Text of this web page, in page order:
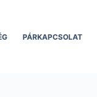
PÁRKAPCSOLAT